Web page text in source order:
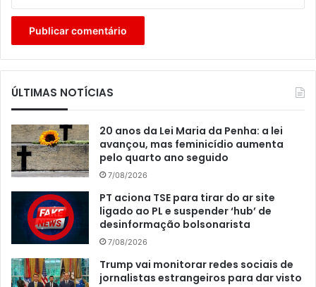
ÚLTIMAS NOTÍCIAS
20 anos da Lei Maria da Penha: a lei
avançou, mas feminicídio aumenta
pelo quarto ano seguido
7/08/2026
PT aciona TSE para tirar do ar site
ligado ao PL e suspender ‘hub’ de
desinformação bolsonarista
7/08/2026
Trump vai monitorar redes sociais de
jornalistas estrangeiros para dar visto